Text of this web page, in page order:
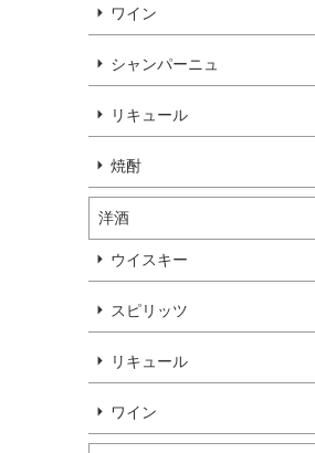
ワイン
シャンパーニュ
リキュール
焼酎
洋酒
ウイスキー
スピリッツ
リキュール
ワイン